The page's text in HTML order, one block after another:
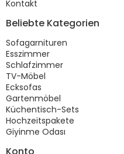
Kontakt
Beliebte Kategorien
Sofagarnituren
Esszimmer
Schlafzimmer
TV-Möbel
Ecksofas
Gartenmöbel
Küchentisch-Sets
Hochzeitspakete
Giyinme Odası
Konto